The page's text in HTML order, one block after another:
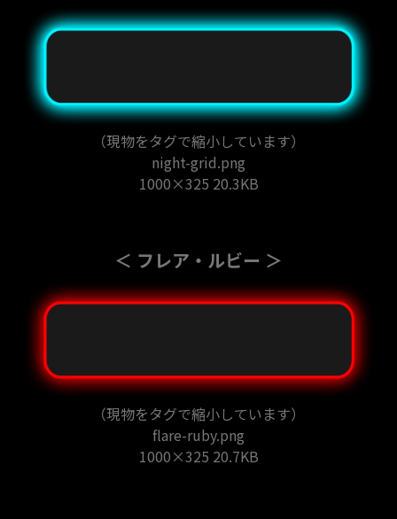
（現物をタグで縮小しています）
night-grid.png
1000×325 20.3KB
＜ フレア・ルビー ＞
（現物をタグで縮小しています）
flare-ruby.png
1000×325 20.7KB